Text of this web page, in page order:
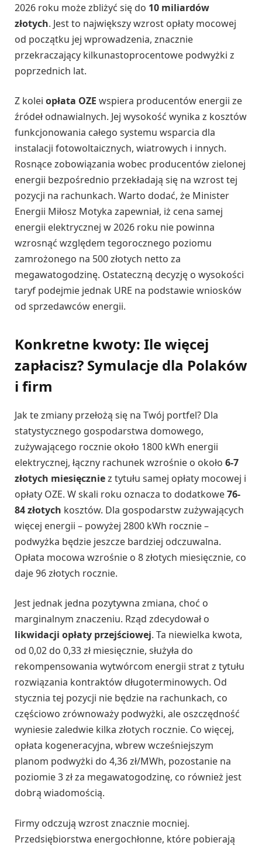
2026 roku może zbliżyć się do 10 miliardów
złotych. Jest to największy wzrost opłaty mocowej
od początku jej wprowadzenia, znacznie
przekraczający kilkunastoprocentowe podwyżki z
poprzednich lat.
Z kolei opłata OZE wspiera producentów energii ze
źródeł odnawialnych. Jej wysokość wynika z kosztów
funkcjonowania całego systemu wsparcia dla
instalacji fotowoltaicznych, wiatrowych i innych.
Rosnące zobowiązania wobec producentów zielonej
energii bezpośrednio przekładają się na wzrost tej
pozycji na rachunkach. Warto dodać, że Minister
Energii Miłosz Motyka zapewniał, iż cena samej
energii elektrycznej w 2026 roku nie powinna
wzrosnąć względem tegorocznego poziomu
zamrożonego na 500 złotych netto za
megawatogodzinę. Ostateczną decyzję o wysokości
taryf podejmie jednak URE na podstawie wniosków
od sprzedawców energii.
Konkretne kwoty: Ile więcej
zapłacisz? Symulacje dla Polaków
i firm
Jak te zmiany przełożą się na Twój portfel? Dla
statystycznego gospodarstwa domowego,
zużywającego rocznie około 1800 kWh energii
elektrycznej, łączny rachunek wzrośnie o około 6-7
złotych miesięczniez tytułu samej opłaty mocowej i
opłaty OZE. W skali roku oznacza to dodatkowe76-
84 złotych kosztów. Dla gospodarstw zużywających
więcej energii – powyżej 2800 kWh rocznie –
podwyżka będzie jeszcze bardziej odczuwalna.
Opłata mocowa wzrośnie o 8 złotych miesięcznie, co
daje 96 złotych rocznie.
Jest jednak jedna pozytywna zmiana, choć o
marginalnym znaczeniu. Rząd zdecydował o
likwidacji opłaty przejściowej. Ta niewielka kwota,
od 0,02 do 0,33 zł miesięcznie, służyła do
rekompensowania wytwórcom energii strat z tytułu
rozwiązania kontraktów długoterminowych. Od
stycznia tej pozycji nie będzie na rachunkach, co
częściowo zrównoważy podwyżki, ale oszczędność
wyniesie zaledwie kilka złotych rocznie. Co więcej,
opłata kogeneracyjna, wbrew wcześniejszym
planom podwyżki do 4,36 zł/MWh, pozostanie na
poziomie 3 zł za megawatogodzinę, co również jest
dobrą wiadomością.
Firmy odczują wzrost znacznie mocniej.
Przedsiębiorstwa energochłonne, które pobierają